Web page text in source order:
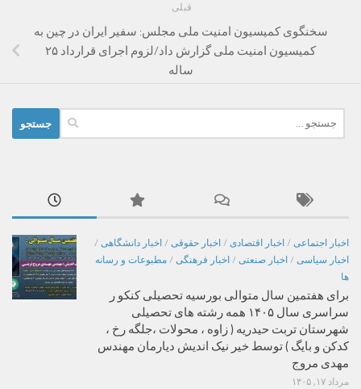
قبلی
سخنگوی کمیسیون امنیت ملی مجلس: سفیر ایران در چین به
کمیسیون امنیت ملی گزارش داد/لزوم اجرای قرارداد ۲۵
ساله
برای:
اخبار اجتماعی / اخبار اقتصادی / اخبار حقوقی / اخبار دانشگاهی /
اخبار سیاسی / اخبار صنعتی / اخبار فرهنگی / مطبوعات و رسانه
ها
برای هفتمین سال متوالی بورسیه تحصیلی کنکو ر
سراسری سال ۱۴۰۵ همه رشته های تحصیلی
شهرستان تربت حیدریه ( زاوه ، محولات ،جلگه رخ ،
کدکن و بایگ ) توسط خیر نیک اندیش دیارمان مهندس
مهدی مروج
مرداد ۱۷, ۱۴۰۵